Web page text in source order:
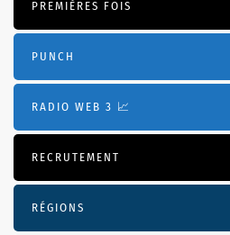
PREMIÈRES FOIS
PUNCH
RADIO WEB 3 📈
RECRUTEMENT
RÉGIONS